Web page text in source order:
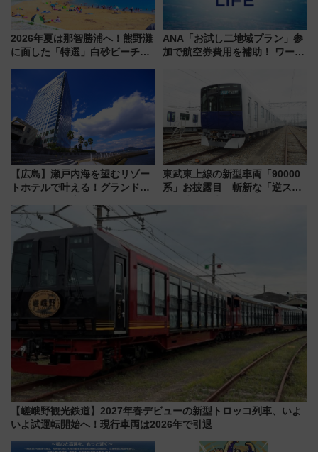
2026年夏は那智勝浦へ！熊野灘
に面した「特選」白砂ビーチは
会」は8月11日開催！
ANA「お試し二地域プラン」参
加で航空券費用を補助！ ワーケ
が拡大！
【広島】瀬戸内海を望むリゾー
トホテルで叶える！グランドプ
ディング＆カジュアルパーティ
ープラン
東武東上線の新型車両「90000
系」お披露目 斬新な「逆スラ
放的な車内空間に注目、デビュ
【嵯峨野観光鉄道】2027年春デビューの新型トロッコ列車、いよ
いよ試運転開始へ！現行車両は2026年で引退